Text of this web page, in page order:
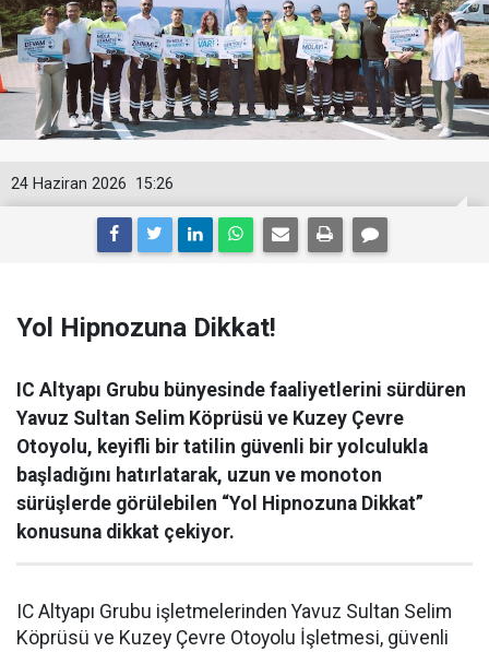
15:26
24 Haziran 2026
Yol Hipnozuna Dikkat!
IC Altyapı Grubu bünyesinde faaliyetlerini sürdüren
Yavuz Sultan Selim Köprüsü ve Kuzey Çevre
Otoyolu, keyifli bir tatilin güvenli bir yolculukla
başladığını hatırlatarak, uzun ve monoton
sürüşlerde görülebilen “Yol Hipnozuna Dikkat”
konusuna dikkat çekiyor.
IC Altyapı Grubu işletmelerinden Yavuz Sultan Selim
Köprüsü ve Kuzey Çevre Otoyolu İşletmesi, güvenli